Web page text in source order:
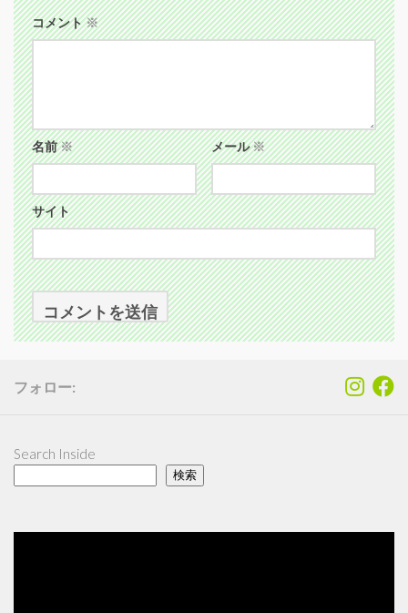
コメント※
名前※ メール※
サイト
フォロー:
Search Inside
検索